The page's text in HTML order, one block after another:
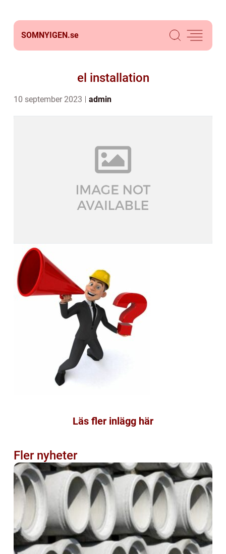
SOMNYIGEN.se
el installation
10 september 2023 admin
Läs fler inlägg här
Fler nyheter